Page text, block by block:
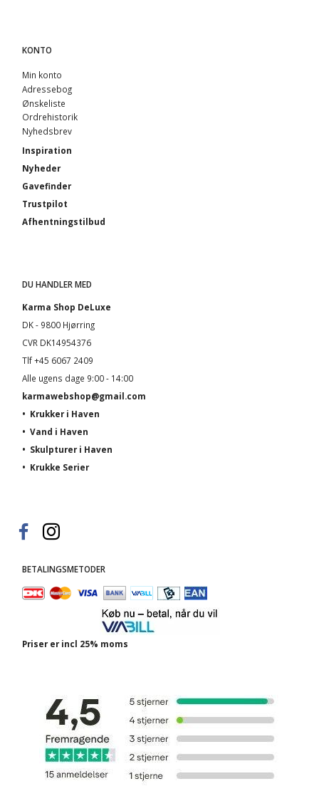
KONTO
Min konto
Adressebog
Ønskeliste
Ordrehistorik
Nyhedsbrev
Inspiration
Nyheder
Gavefinder
Trustpilot
Afhentningstilbud
DU HANDLER MED
Karma Shop DeLuxe
DK - 9800 Hjørring
CVR DK14954376
Tlf +45 6067 2409
Alle ugens dage 9:00 - 14:00
karmawebshop@gmail.com
• Krukker i Haven
• Vand i Haven
• Skulpturer i Haven
• Krukke Serier
BETALINGSMETODER
Priser er incl 25% moms